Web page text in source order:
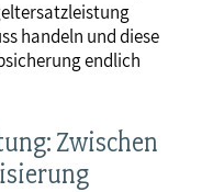
handeln und diese
endlich
Zwischen